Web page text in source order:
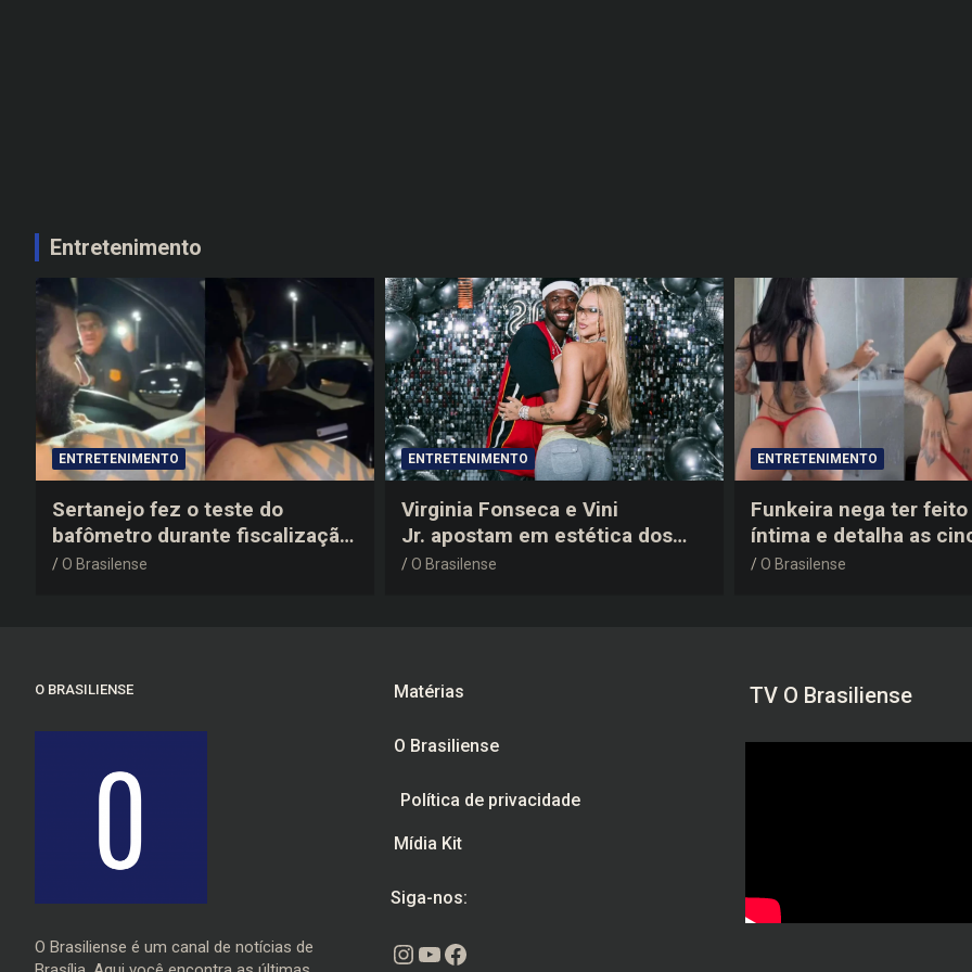
Entretenimento
ENTRETENIMENTO
Sertanejo fez o teste do
bafômetro durante fiscalização
na estrada, deu resultado
O Brasilense
ENTRETENIMENTO
Virginia Fonseca e Vini
Jr. apostam em estética dos
anos 2000 em festa de
O Brasilense
ENTRETENIMENTO
Funkeira nega ter
íntima e detalha as
plásticas que realizou
O Brasilense
O BRASILIENSE
O Brasiliense é um canal de notícias de
Matérias
O Brasiliense
Política de privacidade
Mídia Kit
Siga-nos:
Instagram
Youtube
Facebook
TV O Brasiliense